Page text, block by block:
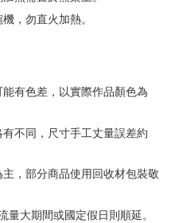
，勿直火加熱。
有色差，以實際作品顏色為
不同，尺寸手工丈量誤差約
，部分商品使用回收材包裝敬
大期間或國定假日則順延。